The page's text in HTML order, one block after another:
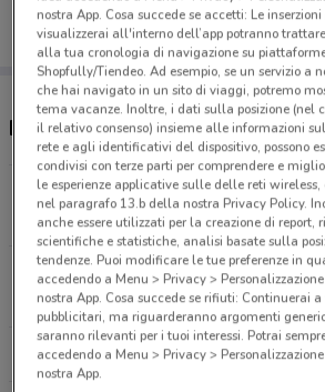
SCARICA
Negozi Mondo Baby nelle
Viale Palmiro Togliatti, 485
11.5 km
SS 113KM 309 (EX MODA
11.5 km
Tutti i
nostra App. Cosa succede se accetti: Le
visualizzerai all'interno dell’app potranno
alla tua cronologia di navigazione su
Shopfully/Tiendeo. Ad esempio, se un servizio a
che hai navigato in un sito di viaggi, potremo
tema vacanze. Inoltre, i dati sulla posizione (nel
il relativo consenso) insieme alle informazioni
rete e agli identificativi del dispositivo, possono
condivisi con terze parti per comprendere e
le esperienze applicative sulle delle reti
nel paragrafo 13.b della nostra Privacy Policy.
anche essere utilizzati per la creazione di report,
scientifiche e statistiche, analisi basate sulla
tendenze. Puoi modificare le tue preferenze in
accedendo a Menu > Privacy >
nostra App. Cosa succede se rifiuti: Continuerai
pubblicitari, ma riguarderanno argomenti
saranno rilevanti per i tuoi interessi. Potrai
accedendo a Menu > Privacy >
nostra App.